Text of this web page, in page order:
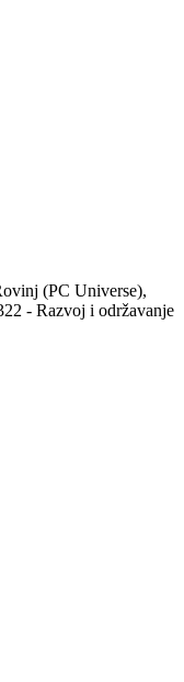
(PC Universe),
- Razvoj i održavanje